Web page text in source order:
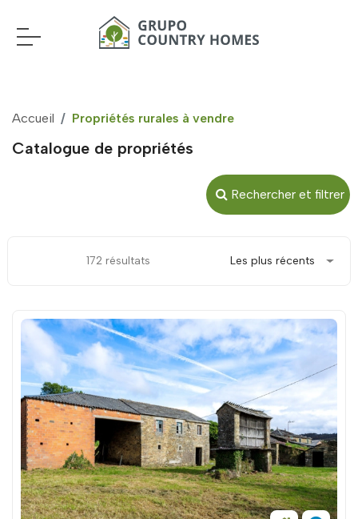
Accueil Propriétés rurales à vendre
Catalogue de propriétés
Rechercher et filtrer
172 résultats Les plus récents